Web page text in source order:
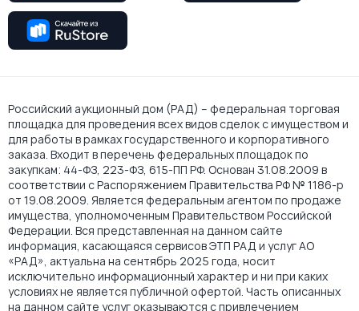
Российский аукционный дом (РАД) – федеральная торговая
площадка для проведения всех видов сделок с имуществом и
для работы в рамках государственного и корпоративного
заказа. Входит в перечень федеральных площадок по
закупкам: 44-ФЗ, 223-ФЗ, 615-ПП РФ. Основан 31.08.2009 в
соответствии с Распоряжением Правительства РФ № 1186-р
от 19.08.2009. Является федеральным агентом по продаже
имущества, уполномоченным Правительством Российской
Федерации. Вся представленная на данном сайте
информация, касающаяся сервисов ЭТП РАД и услуг АО
«РАД», актуальна на сентябрь 2025 года, носит
исключительно информационный характер и ни при каких
условиях не является публичной офертой. Часть описанных
на данном сайте услуг оказываются с привлечением